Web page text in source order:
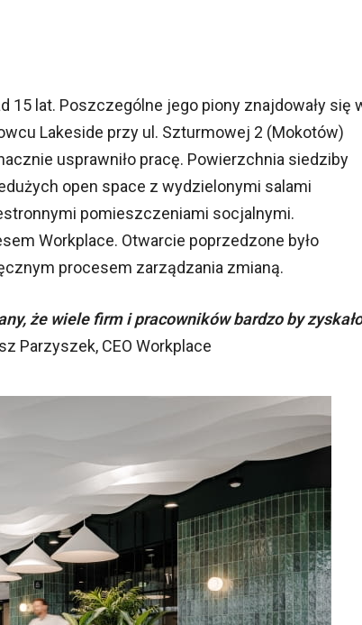
15 lat. Poszczególne jego piony znajdowały się
Lakeside przy ul. Szturmowej 2 (Mokotów)
usprawniło pracę. Powierzchnia siedziby
open space z wydzielonymi salami
pomieszczeniami socjalnymi.
Workplace. Otwarcie poprzedzone było
procesem zarządzania zmianą.
że wiele firm i pracowników bardzo by
Parzyszek, CEO Workplace